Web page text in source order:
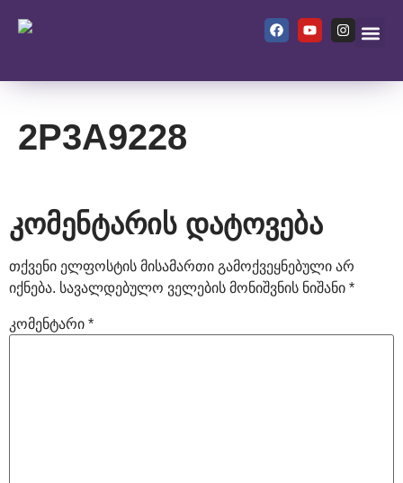
2P3A9228
კომენტარის დატოვება
თქვენი ელფოსტის მისამართი გამოქვეყნებული არ
იქნება. სავალდებულო ველების მონიშვნის ნიშანი *
კომენტარი *